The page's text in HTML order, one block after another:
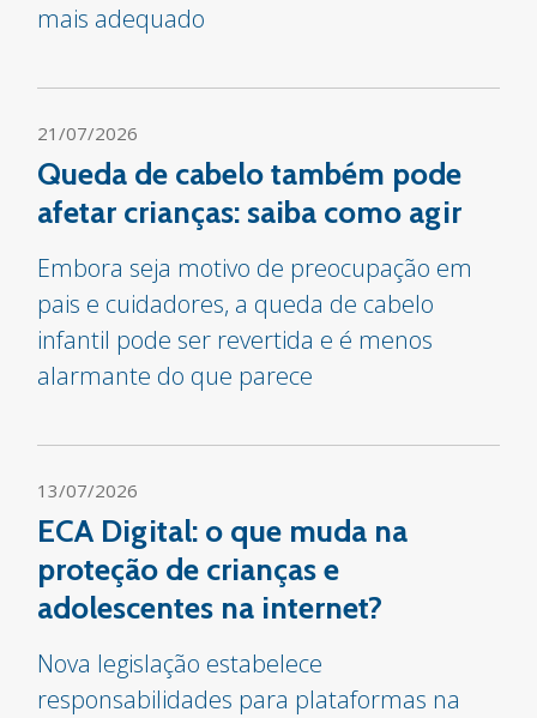
mais adequado
21/07/2026
Queda de cabelo também pode
afetar crianças: saiba como agir
Embora seja motivo de preocupação em
pais e cuidadores, a queda de cabelo
infantil pode ser revertida e é menos
alarmante do que parece
13/07/2026
ECA Digital: o que muda na
proteção de crianças e
adolescentes na internet?
Nova legislação estabelece
responsabilidades para plataformas na